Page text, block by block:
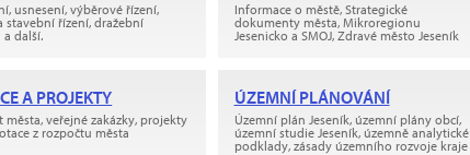
usnesení, výběrové řízení,
stavební řízení, dražební
a další.
Informace o městě, Strategické
dokumenty města, Mikroregionu
Jesenicko a SMOJ, Zdravé město Jeseník
A PROJEKTY
města, veřejné zakázky, projekty
z rozpočtu města
ÚZEMNÍ PLÁNOVÁNÍ
Územní plán Jeseník, územní plány obcí,
územní studie Jeseník, územně analytické
podklady, zásady územního rozvoje kraje